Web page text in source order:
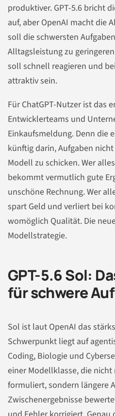
produktiver. GPT-5.6 bricht
auf, aber OpenAI macht die
soll die schwersten
Alltagsleistung zu
soll schnell reagieren und
attraktiv sein.
Für ChatGPT-Nutzer ist das
Entwicklerteams und
Einkaufsmeldung. Denn die
künftig darin, Aufgaben
Modell zu schicken. Wer
bekommt vermutlich gute
unschöne Rechnung. Wer
spart Geld und verliert bei
womöglich Qualität. Die
Modellstrategie.
GPT-5.6 Sol:
für schwere
Sol ist laut OpenAI das
Schwerpunkt liegt auf
Coding, Biologie und
einer Modellklasse, die
formuliert, sondern längere
Zwischenergebnisse